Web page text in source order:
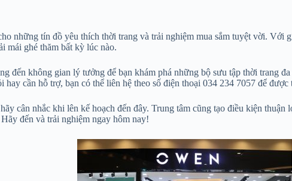
những tín đồ yêu thích thời trang và trải nghiệm mua sắm tuyệt vời. Với
mái ghé thăm bất kỳ lúc nào.
đến không gian lý tưởng để bạn khám phá những bộ sưu tập thời trang
hay cần hỗ trợ, bạn có thể liên hệ theo số điện thoại 034 234 7057 để được
cân nhắc khi lên kế hoạch đến đây. Trung tâm cũng tạo điều kiện
đến và trải nghiệm ngay hôm nay!